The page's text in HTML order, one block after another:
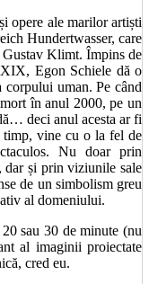
opere ale marilor artiști
Hundertwasser, care
Klimt. Împins de
XIX, Egon Schiele dă o
corpului uman. Pe când
în anul 2000, pe un
deci anul acesta ar fi
vine cu o la fel de
Nu doar prin
și prin viziunile sale
de un simbolism greu
al domeniului.
sau 30 de minute (nu
al imaginii proiectate
cred eu.